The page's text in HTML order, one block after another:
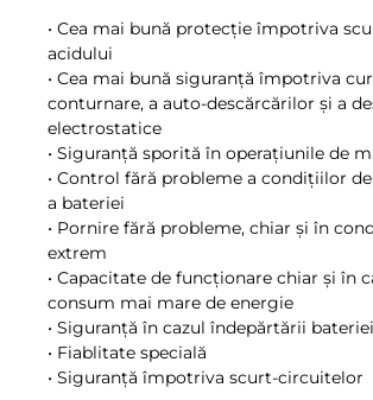
• Cea mai bună protecție împotriva
acidului
• Cea mai bună siguranță împotriva
conturnare, a auto-descărcărilor și a
electrostatice
• Siguranță sporită în operațiunile de
• Control fără probleme a condițiilor
a bateriei
• Pornire fără probleme, chiar și în
extrem
• Capacitate de funcționare chiar și în
consum mai mare de energie
• Siguranță în cazul îndepărtării bateriei
• Fiablitate specială
• Siguranță împotriva scurt-circuitelor